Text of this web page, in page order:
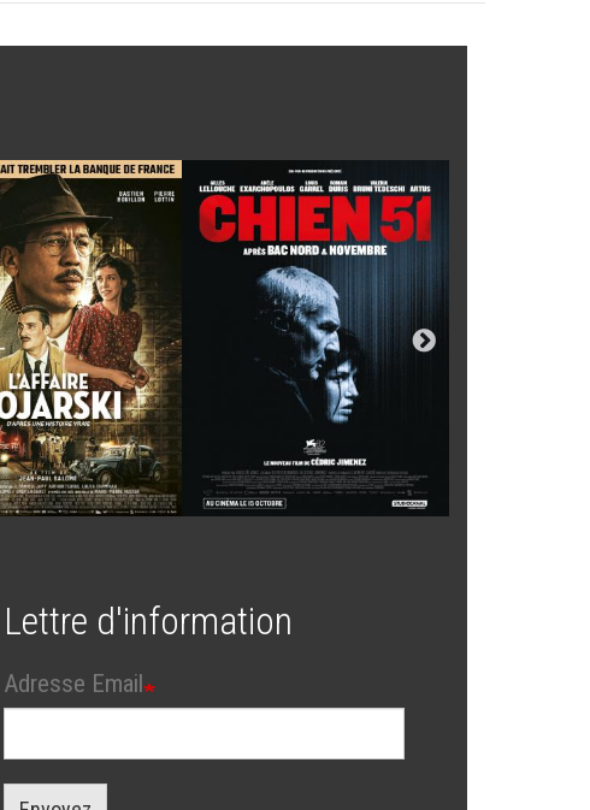
Lettre d'information
Adresse Email